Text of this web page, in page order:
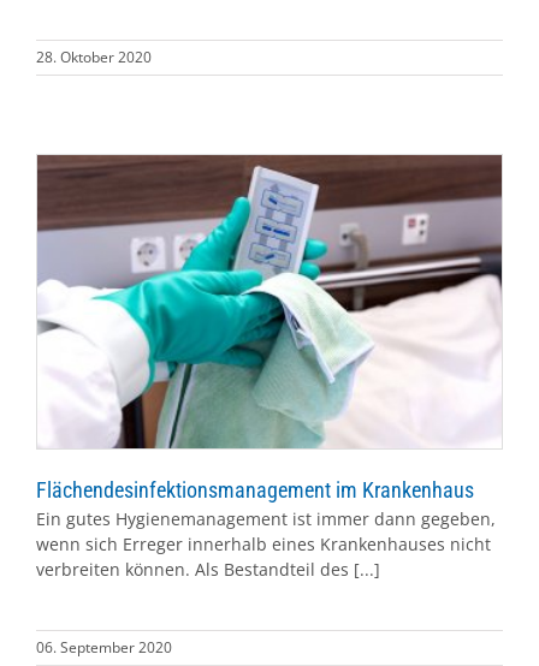
28. Oktober 2020
Flächendesinfektionsmanagement im Krankenhaus
Ein gutes Hygienemanagement ist immer dann gegeben,
wenn sich Erreger innerhalb eines Krankenhauses nicht
verbreiten können. Als Bestandteil des [...]
06. September 2020